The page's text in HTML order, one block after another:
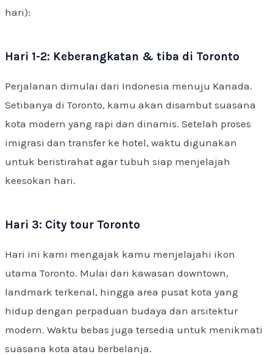
hari):
Hari 1-2: Keberangkatan & tiba di Toronto
Perjalanan dimulai dari Indonesia menuju Kanada.
Setibanya di Toronto, kamu akan disambut suasana
kota modern yang rapi dan dinamis. Setelah proses
imigrasi dan transfer ke hotel, waktu digunakan
untuk beristirahat agar tubuh siap menjelajah
keesokan hari.
Hari 3: City tour Toronto
Hari ini kami mengajak kamu menjelajahi ikon
utama Toronto. Mulai dari kawasan downtown,
landmark terkenal, hingga area pusat kota yang
hidup dengan perpaduan budaya dan arsitektur
modern. Waktu bebas juga tersedia untuk menikmati
suasana kota atau berbelanja.